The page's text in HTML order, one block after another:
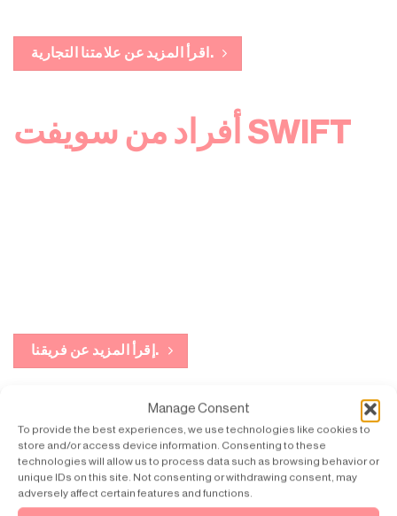
Manage Consent
To provide the best experiences, we use technologies like cookies to
store and/or access device information. Consenting to these
technologies will allow us to process data such as browsing behavior or
unique IDs on this site. Not consenting or withdrawing consent, may
adversely affect certain features and functions.
اقرأ المزيد عن علامتنا التجارية.
أفراد من سويفت SWIFT
إقرأ المزيد عن فريقنا.
المنتجات
سويفت برو SWIFT Pro
SWIFT Lite سويفت لايت